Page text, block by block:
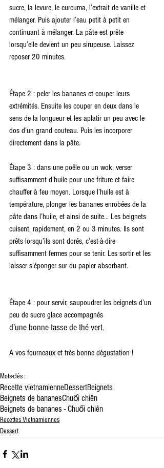
sucre, la levure, le curcuma, l’extrait de vanille et
mélanger. Puis ajouter l’eau petit à petit en
continuant à mélanger. La pâte est prête
lorsqu’elle devient un peu sirupeuse. Laissez
reposer 20 minutes.
Étape 2 : peler les bananes et couper leurs
extrémités. Ensuite les couper en deux dans le
sens de la longueur et les aplatir un peu avec le
dos d’un grand couteau. Puis les incorporer
directement dans la pâte.
Étape 3 : dans une poêle ou un wok, verser
suffisamment d’huile pour une friture et faire
chauffer à feu moyen. Lorsque l’huile est à
température, plonger les bananes enrobées de la
pâte dans l’huile, et ainsi de suite... Les beignets
cuisent, rapidement, en 2 ou 3 minutes. Ils sont
prêts lorsqu’ils sont dorés, c’est-à-dire
suffisamment fermes pour se tenir. Les sortir et les
laisser s’éponger sur du papier absorbant.
Étape 4 : pour servir, saupoudrer les beignets d’un
peu de sucre glace accompagnés
d’une bonne tasse de thé vert.
A vos fourneaux et très bonne dégustation !
Mots-clés :
Recette vietnamienneDessertBeignets
Beignets de bananesChuối chiên
Beignets de bananes - Chuối chiên
Recettes Vietnamiennes
Dessert